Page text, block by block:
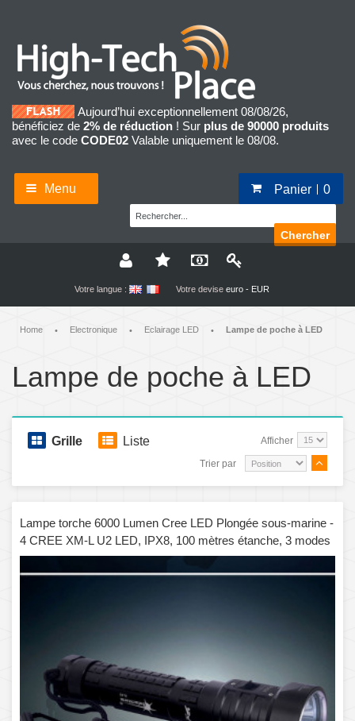
Aujourd’hui exceptionnellement 08/08/26,
bénéficiez de 2% de réduction ! Sur plus de 90000 produits
avec le code CODE02 Valable uniquement le 08/08.
Menu Panier 0
Chercher
Votre langue : Votre devise euro - EUR
Home • Electronique • Eclairage LED • Lampe de poche à LED
Lampe de poche à LED
Grille Liste Afficher
Trier par
Lampe torche 6000 Lumen Cree LED Plongée sous-marine -
4 CREE XM-L U2 LED, IPX8, 100 mètres étanche, 3 modes
d'éclairage, corps en aluminium